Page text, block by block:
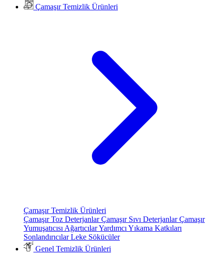
Çamaşır Temizlik Ürünleri
Çamaşır Temizlik Ürünleri
Çamaşır Toz DeterjanlarÇamaşır Sıvı DeterjanlarÇamaşır
Yumuşatıcısı AğartıcılarYardımcı Yıkama Katkıları
SonlandırıcılarLeke Sökücüler
Genel Temizlik Ürünleri